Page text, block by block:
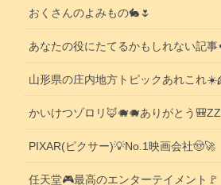
おくさんのよみもの🐇🌷
あなたの役にたてるかもしれない記事
山形県の庄内地方トピックあれこれ
かいけつゾロリ🦊🐗🐗ありがとう🎒ZZ
PIXAR(ピクサー)💡No.1映画会社🤠🚀
任天堂🎮️最高のエンターテイメント🚩